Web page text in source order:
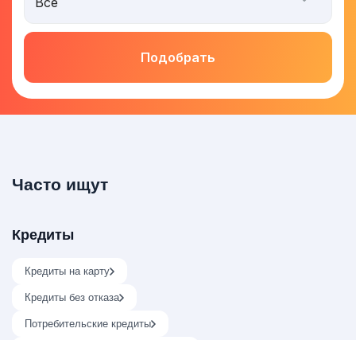
Подобрать
Часто ищут
Кредиты
Кредиты на карту
Кредиты без отказа
Потребительские кредиты